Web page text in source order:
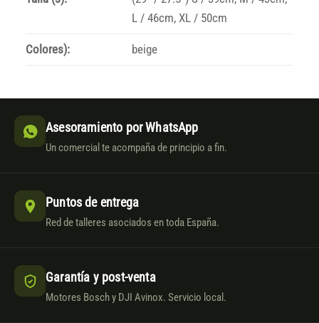
L / 46cm, XL / 50cm
Colores): beige
Asesoramiento por WhatsApp
Un comercial te acompaña de principio a fin.
Puntos de entrega
Red de talleres asociados en toda España.
Garantía y post-venta
Motores Bosch y DJI Avinox. Servicio local.